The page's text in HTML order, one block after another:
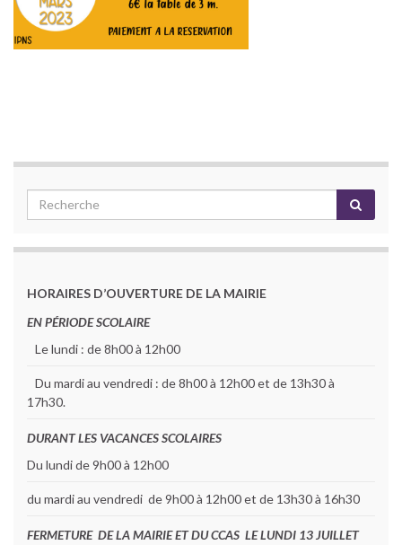
HORAIRES D’OUVERTURE DE LA MAIRIE
EN PÉRIODE SCOLAIRE
Le lundi : de 8h00 à 12h00
Du mardi au vendredi : de 8h00 à 12h00 et de 13h30 à
17h30.
DURANT LES VACANCES SCOLAIRES
Du lundi de 9h00 à 12h00
du mardi au vendredi de 9h00 à 12h00 et de 13h30 à 16h30
FERMETURE DE LA MAIRIE ET DU CCAS LE LUNDI 13 JUILLET